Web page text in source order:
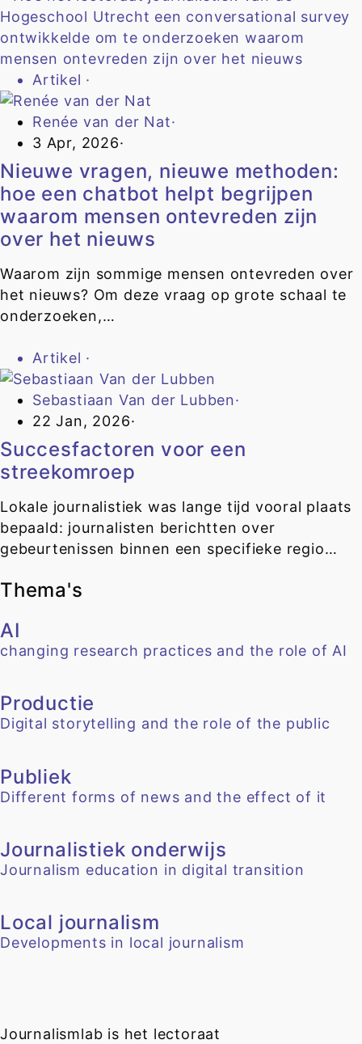
Artikel ·
Renée van der Nat·
3 Apr, 2026·
Nieuwe vragen, nieuwe methoden:
hoe een chatbot helpt begrijpen
waarom mensen ontevreden zijn
over het nieuws
Waarom zijn sommige mensen ontevreden over
het nieuws? Om deze vraag op grote schaal te
onderzoeken,…
Artikel ·
Sebastiaan Van der Lubben·
22 Jan, 2026·
Succesfactoren voor een
streekomroep
Lokale journalistiek was lange tijd vooral plaats
bepaald: journalisten berichtten over
gebeurtenissen binnen een specifieke regio…
Thema's
AI
changing research practices and the role of AI
Productie
Digital storytelling and the role of the public
Publiek
Different forms of news and the effect of it
Journalistiek onderwijs
Journalism education in digital transition
Local journalism
Developments in local journalism
Journalismlab is het lectoraat